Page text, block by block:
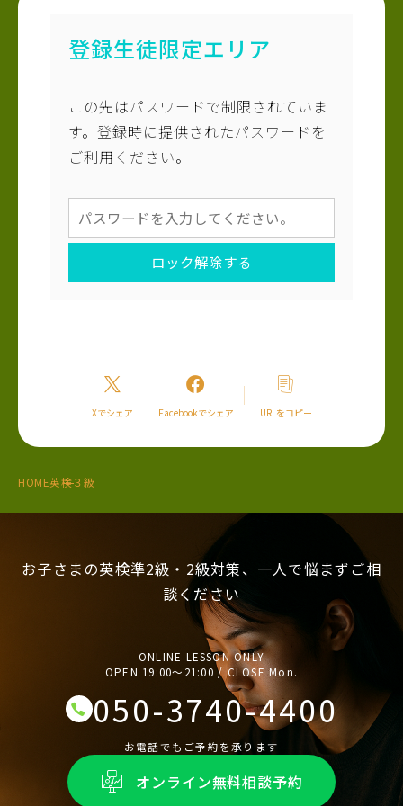
登録生徒限定エリア
この先はパスワードで制限されていま
す。登録時に提供されたパスワードを
ご利用ください。
ロック解除する
Xでシェア Facebookでシェア URLをコピー
HOME英検３級
お子さまの英検準2級・2級対策、一人で悩まずご相
談ください
ONLINE LESSON ONLY
OPEN 19:00〜21:00 / CLOSE Mon.
050-3740-4400
お電話でもご予約を承ります
オンライン無料相談予約